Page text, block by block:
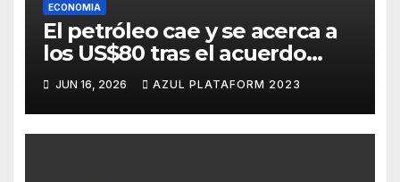
ECONOMIA
El petróleo cae y se acerca a
los US$80 tras el acuerdo
entre Estados Unidos e Irán
JUN 16, 2026 AZUL PLATAFORM 2023